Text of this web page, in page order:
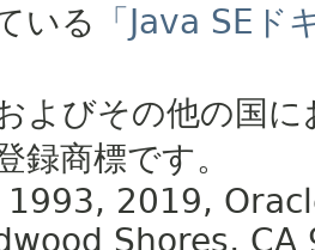
いる
「Java SE
よびその他の国
録商標です。
2019,
Shores, CA